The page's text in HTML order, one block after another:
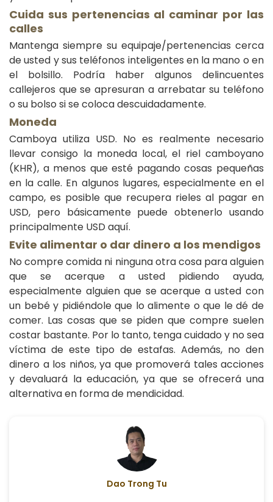
Cuida sus pertenencias al caminar por las
calles
Mantenga siempre su equipaje/pertenencias cerca
de usted y sus teléfonos inteligentes en la mano o en
el bolsillo. Podría haber algunos delincuentes
callejeros que se apresuran a arrebatar su teléfono
o su bolso si se coloca descuidadamente.
Moneda
Camboya utiliza USD. No es realmente necesario
llevar consigo la moneda local, el riel camboyano
(KHR), a menos que esté pagando cosas pequeñas
en la calle. En algunos lugares, especialmente en el
campo, es posible que recupera rieles al pagar en
USD, pero básicamente puede obtenerlo usando
principalmente USD aquí.
Evite alimentar o dar dinero a los mendigos
No compre comida ni ninguna otra cosa para alguien
que se acerque a usted pidiendo ayuda,
especialmente alguien que se acerque a usted con
un bebé y pidiéndole que lo alimente o que le dé de
comer. Las cosas que se piden que compre suelen
costar bastante. Por lo tanto, tenga cuidado y no sea
víctima de este tipo de estafas. Además, no den
dinero a los niños, ya que promoverá tales acciones
y devaluará la educación, ya que se ofrecerá una
alternativa en forma de mendicidad.
Dao Trong Tu